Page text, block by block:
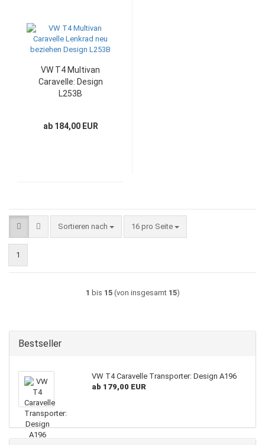
VW T4 Multivan
Caravelle: Design
L253B
ab 184,00 EUR
Sortieren nach
Sortieren nach 16 pro Seite
pro Seite
1
1 bis 15(von insgesamt 15)
Bestseller
VW T4 Caravelle Transporter: Design A196
ab 179,00 EUR